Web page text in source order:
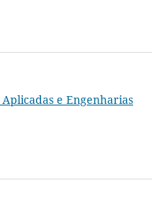
Aplicadas e Engenharias